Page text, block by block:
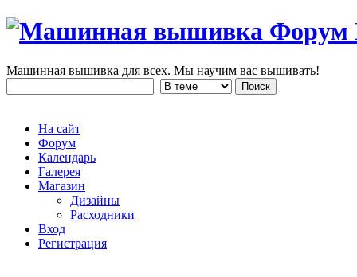
Машинная вышивка для всех. Мы научим вас вышивать!
На сайт
Форум
Календарь
Галерея
Магазин
Дизайны
Расходники
Вход
Регистрация